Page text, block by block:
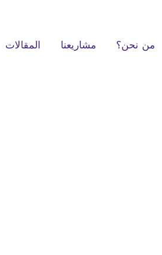
من نحن؟ مشاريعنا المقالات